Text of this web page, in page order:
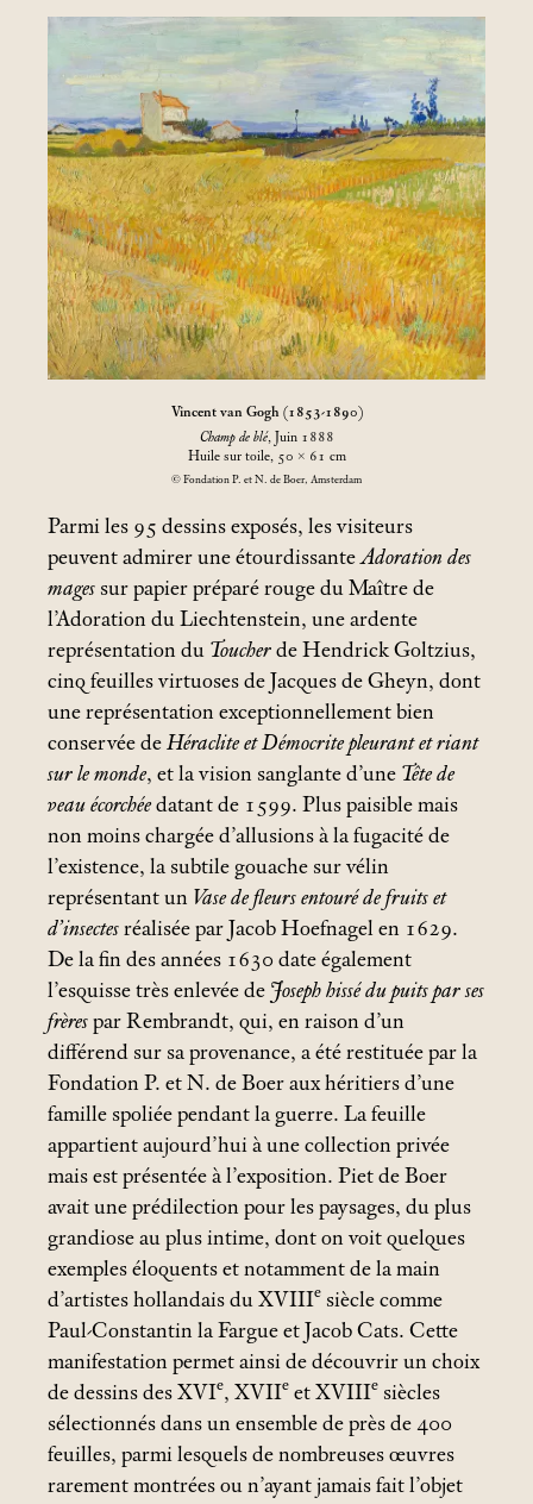
Vincent van Gogh (1853-1890)
Champ de blé, Juin 1888
Huile sur toile, 50 × 61 cm
© Fondation P. et N. de Boer, Amsterdam
Parmi les 95 dessins exposés, les visiteurs
peuvent admirer une étourdissanteAdoration des
mages sur papier préparé rouge du Maître de
l’Adoration du Liechtenstein, une ardente
représentation du Toucher de Hendrick Goltzius,
cinq feuilles virtuoses de Jacques de Gheyn, dont
une représentation exceptionnellement bien
conservée de Héraclite et Démocrite pleurant et riant
sur le monde, et la vision sanglante d’une Tête de
veau écorchéedatant de 1599. Plus paisible mais
non moins chargée d’allusions à la fugacité de
l’existence, la subtile gouache sur vélin
représentant un Vase de fleurs entouré de fruits et
d’insectes réalisée par Jacob Hoefnagel en 1629.
De la fin des années 1630 date également
l’esquisse très enlevée de Joseph hissé du puits par ses
frères par Rembrandt, qui, en raison d’un
différend sur sa provenance, a été restituée par la
Fondation P. et N. de Boer aux héritiers d’une
famille spoliée pendant la guerre. La feuille
appartient aujourd’hui à une collection privée
mais est présentée à l’exposition. Piet de Boer
avait une prédilection pour les paysages, du plus
grandiose au plus intime, dont on voit quelques
exemples éloquents et notamment de la main
d’artistes hollandais du XVIIIe siècle comme
Paul-Constantin la Fargue et Jacob Cats. Cette
manifestation permet ainsi de découvrir un choix
de dessins des XVIe, XVIIe et XVIIIe siècles
sélectionnés dans un ensemble de près de 400
feuilles, parmi lesquels de nombreuses œuvres
rarement montrées ou n’ayant jamais fait l’objet